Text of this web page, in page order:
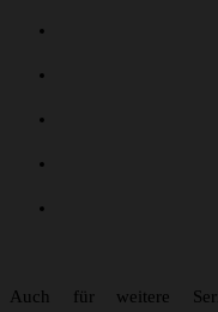
Auch für weitere